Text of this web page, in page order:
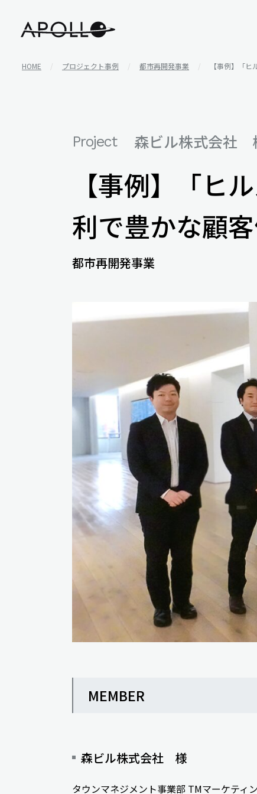
HOME プロジェクト事例 都市再開発事業 【事例】「
Project 森ビル株式会社
【事例】「ヒ
利で豊かな顧
都市再開発事業
MEMBER
森ビル株式会社 様
タウンマネジメント事業部 TMマーケティ